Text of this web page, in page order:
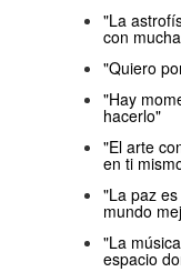
"La
con
"Quiero
"Hay
hacerlo"
"El arte
en ti
"La paz
mundo
"La
espacio